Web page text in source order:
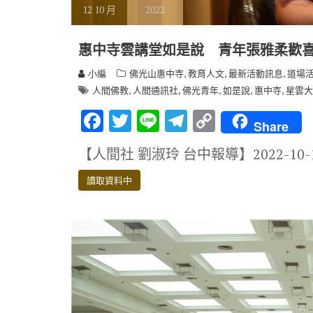
12 10 月 2022
惠中寺雲講堂如是說 青年張雅柔歡
小編 佛光山惠中寺,教育人文,最新活動訊息,道場
人間佛教, 人間通訊社,佛光青年,如是說, 惠中寺, 星雲
F
ac
e
b
o
k
T
w
it
te
Li
n
e
T
el
e
m
C
o
p
n
k
Share
【人間社 劉淑玲 台中報導】2022-
讀取資料中